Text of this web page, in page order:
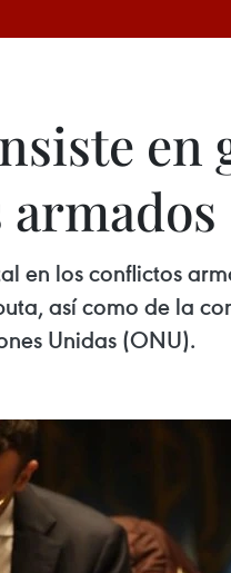
en
en los conflictos
así como de la
Unidas (ONU).